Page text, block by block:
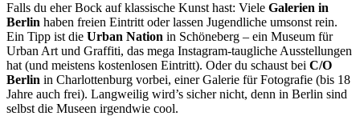
Falls du eher Bock auf klassische Kunst hast: Viele Galerien in
Berlin haben freien Eintritt oder lassen Jugendliche umsonst rein.
Ein Tipp ist die Urban Nation in Schöneberg – ein Museum für
Urban Art und Graffiti, das mega Instagram-taugliche Ausstellungen
hat (und meistens kostenlosen Eintritt). Oder du schaust bei C/O
Berlin in Charlottenburg vorbei, einer Galerie für Fotografie (bis 18
Jahre auch frei). Langweilig wird’s sicher nicht, denn in Berlin sind
selbst die Museen irgendwie cool.